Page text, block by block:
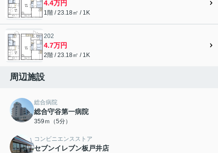
4.4万円
1階 / 23.18㎡ / 1K
202
4.7万円
2階 / 23.18㎡ / 1K
周辺施設
総合病院
総合守谷第一病院
359ｍ（5分）
コンビニエンスストア
セブンイレブン板戸井店